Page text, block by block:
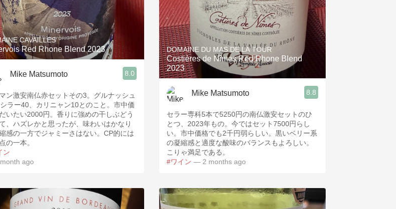
DOMAINE CAVAILLES
Red Rhone Blend 2023
Mike Matsumoto 8.0
ン激安南仏赤セットその3。グルナッシュ
ラー40、カリニャン10とのこと。市中価
いたい2000円。香りに強めの干しぶどう
、ハズレかと思ったが、味わいはかなり
感の一方でジャミーさはない。CP的には
の一本。
ン
ago
DOMAINE DU MAS DE LA TOUR
Costières de Nîmes Red Rhone Blend
2023
Mike Matsumoto 8.8
セラー専科5本で5250円の南仏激安セットのひ
とつ、2023年もの。今ではセット7500円らし
い。市中価格でも2千円弱らしい。黒いベリー系
の凝縮感と適度な酸味のバランスもよろしい。
こりゃ満足である。
#ワイン — 2 months ago